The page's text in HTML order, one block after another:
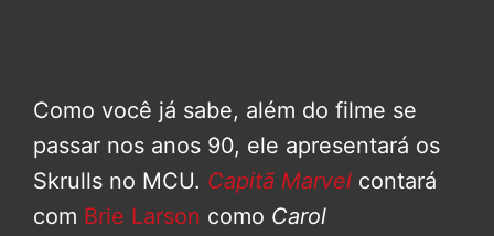
Como você já sabe, além do filme se
passar nos anos 90, ele apresentará os
Skrulls no MCU. Capitã Marvel contará
com Brie Larson como Carol